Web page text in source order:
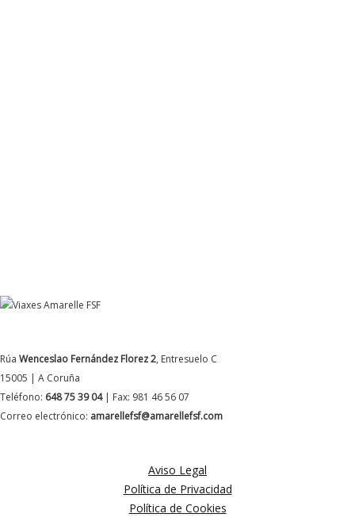
Rúa Wenceslao Fernández Florez 2, Entresuelo C
15005 | A Coruña
Teléfono: 648 75 39 04| Fax: 981 46 56 07
Correo electrónico: amarellefsf@amarellefsf.com
Aviso Legal
Política de Privacidad
Política de Cookies